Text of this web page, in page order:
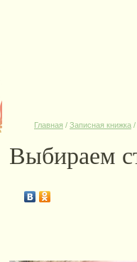
Главная / Записная книжка /
Выбираем